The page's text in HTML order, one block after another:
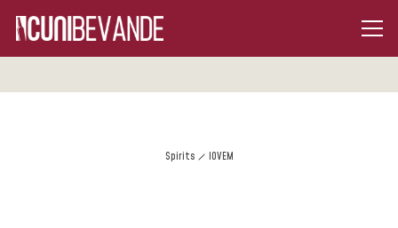
Spirits IOVEM